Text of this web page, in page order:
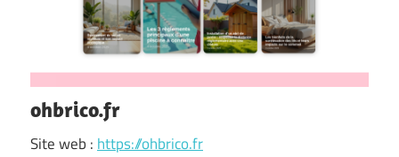
ohbrico.fr
Site web : https://ohbrico.fr